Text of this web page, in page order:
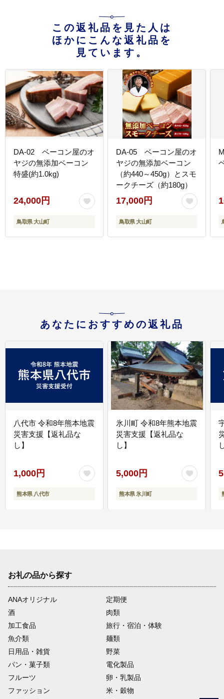
この返礼品を見た人は
ほかにこんな返礼品を
見ています。
DA-02 ベーコン屋のオ
ヤジの無添加ベーコン
特盛(約1.0kg)
24,000円
鳥取県 大山町
DA-05 ベーコン屋のオ
ヤジの無添加ベーコン
（約440～450g）とスモ
ークチーズ（約180g）
17,000円
鳥取県 大山町
あなたにおすすめの返礼品
八代市 令和8年熊本地震
災害支援【返礼品な
し】
1,000円
熊本県 八代市
氷川町 令和8年熊本地震
災害支援【返礼品な
し】
5,000円
熊本県 氷川町
お礼の品から探す
ANAオリジナル
定期便
酒
肉類
加工食品
旅行・宿泊・体験
魚介類
麺類
日用品・雑貨
野菜
パン・菓子類
電化製品
フルーツ
卵・乳製品
ファッション
米・穀物